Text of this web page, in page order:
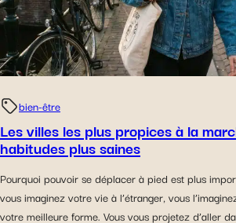
bien-être
Les villes les plus propices à la
habitudes plus saines
Pourquoi pouvoir se déplacer à pied est plus
vous imaginez votre vie à l’étranger, vous
votre meilleure forme. Vous vous projetez d’aller